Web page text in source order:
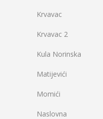
Krvavac
Krvavac 2
Kula Norinska
Matijevići
Momići
Naslovna